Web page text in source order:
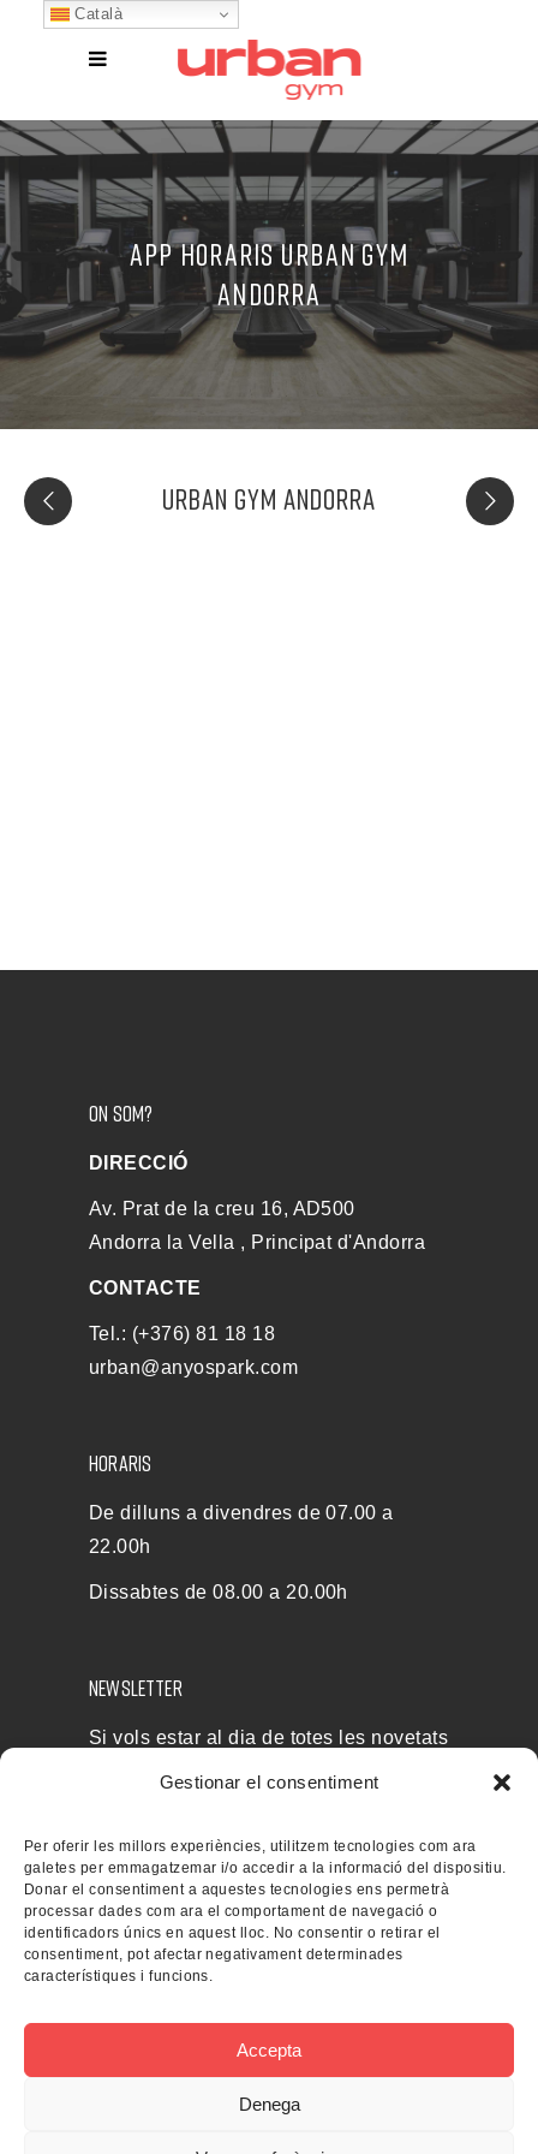
Gestionar el consentiment
Per oferir les millors experiències, utilitzem tecnologies com ara
galetes per emmagatzemar i/o accedir a la informació del dispositiu.
Donar el consentiment a aquestes tecnologies ens permetrà
processar dades com ara el comportament de navegació o
identificadors únics en aquest lloc. No consentir o retirar el
consentiment, pot afectar negativament determinades
característiques i funcions.
Accepta
Denega
APP HORARIS URBAN GYM
ANDORRA
URBAN GYM ANDORRA
ON SOM?
DIRECCIÓ
Av. Prat de la creu 16, AD500
Andorra la Vella , Principat d'Andorra
CONTACTE
Tel.: (+376) 81 18 18
urban@anyospark.com
HORARIS
De dilluns a divendres de 07.00 a
22.00h
Dissabtes de 08.00 a 20.00h
NEWSLETTER
Si vols estar al dia de totes les novetats
i rebre les nostres ofertes, subscriu-te a
Català